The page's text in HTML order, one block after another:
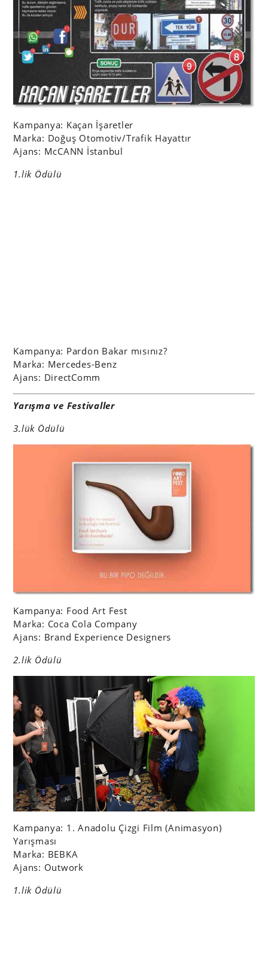
Kampanya: Kaçan İşaretler
Marka: Doğuş Otomotiv/Trafik Hayattır
Ajans: McCANN İstanbul
1.lik Ödülü
Kampanya: Pardon Bakar mısınız?
Marka: Mercedes-Benz
Ajans: DirectComm
Yarışma ve Festivaller
3.lük Ödülü
Kampanya: Food Art Fest
Marka: Coca Cola Company
Ajans: Brand Experience Designers
2.lik Ödülü
Kampanya: 1. Anadolu Çizgi Film (Animasyon)
Yarışması
Marka: BEBKA
Ajans: Outwork
1.lik Ödülü